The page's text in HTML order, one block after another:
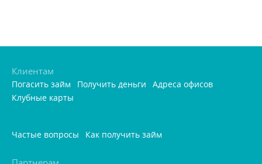
Клиентам
Погасить займ Получить деньги
Адреса офисо
Клубные карты
Частые вопросы Как получить займ